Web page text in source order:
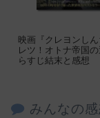
映画『クレヨンし
レツ！オトナ帝国
らすじ結末と感想
みんなの